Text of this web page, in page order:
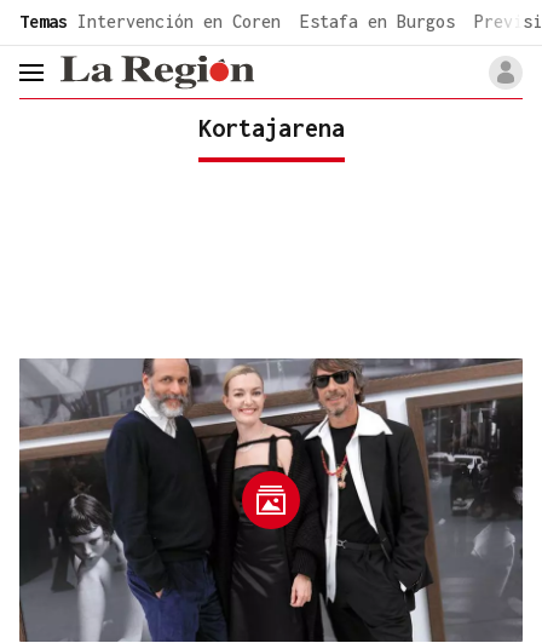
common.go-to-content
Temas Intervención en Coren Estafa en Burgos
header.menu.open
Kortajarena